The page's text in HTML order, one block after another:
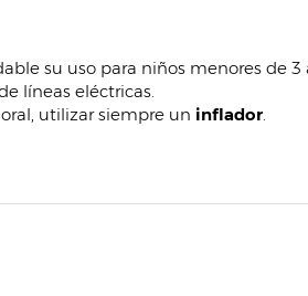
su uso para niños menores de 3
líneas eléctricas.
utilizar siempre un inflador.